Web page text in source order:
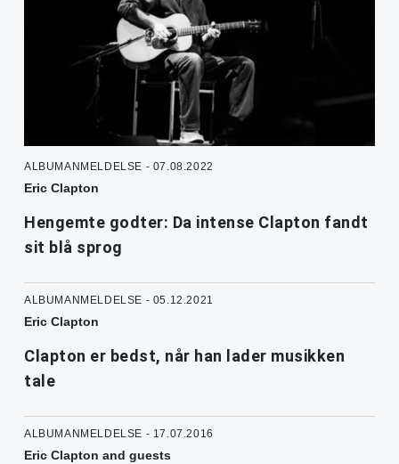
ALBUMANMELDELSE - 07.08.2022
Eric Clapton
Hengemte godter: Da intense Clapton fandt
sit blå sprog
ALBUMANMELDELSE - 05.12.2021
Eric Clapton
Clapton er bedst, når han lader musikken
tale
ALBUMANMELDELSE - 17.07.2016
Eric Clapton and guests